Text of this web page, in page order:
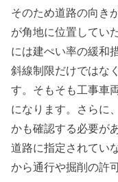
そのため道路の向き
が角地に位置してい
には建ぺい率の緩和
斜線制限だけではな
す。そもそも工事車
になります。さらに
かも確認する必要が
道路に指定されてい
から通行や掘削の許